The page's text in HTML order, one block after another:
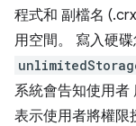
程式和 副檔名
用空間。 寫入硬
系統會告知使用者
表示使用者將權限